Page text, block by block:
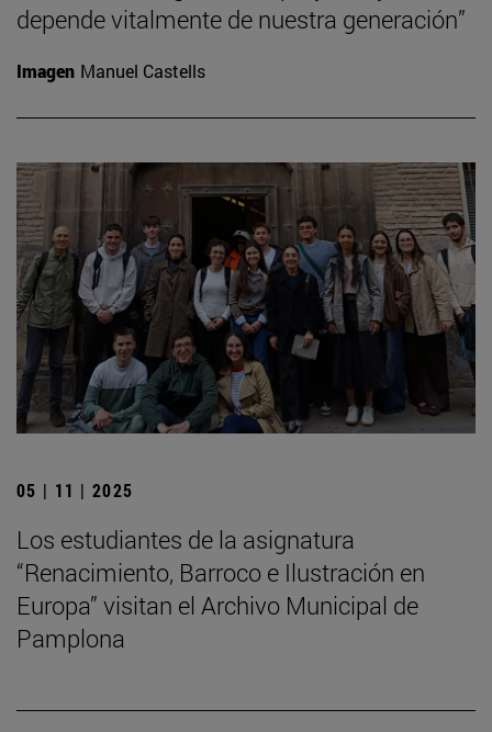
depende vitalmente de nuestra generación”
Imagen Manuel Castells
05 | 11 | 2025
Los estudiantes de la asignatura
“Renacimiento, Barroco e Ilustración en
Europa” visitan el Archivo Municipal de
Pamplona